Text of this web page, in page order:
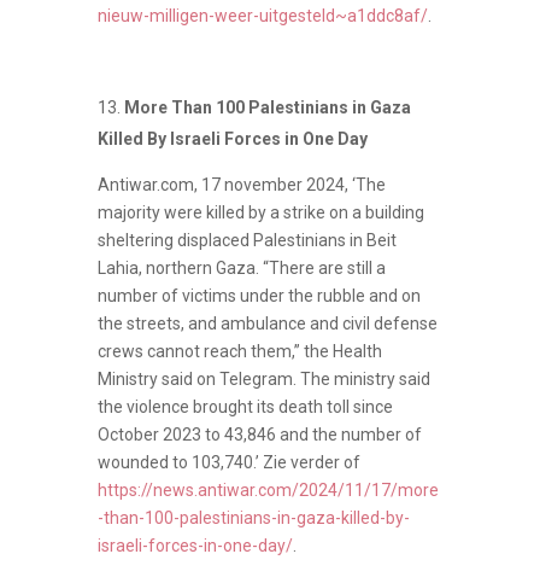
nieuw-milligen-weer-uitgesteld~a1ddc8af/.
More Than 100 Palestinians in Gaza
Killed By Israeli Forces in One Day
Antiwar.com, 17 november 2024, ‘The
majority were killed by a strike on a building
sheltering displaced Palestinians in Beit
Lahia, northern Gaza. “There are still a
number of victims under the rubble and on
the streets, and ambulance and civil defense
crews cannot reach them,” the Health
Ministry said on Telegram. The ministry said
the violence brought its death toll since
October 2023 to 43,846 and the number of
wounded to 103,740.’ Zie verder of
https://news.antiwar.com/2024/11/17/more
-than-100-palestinians-in-gaza-killed-by-
israeli-forces-in-one-day/.